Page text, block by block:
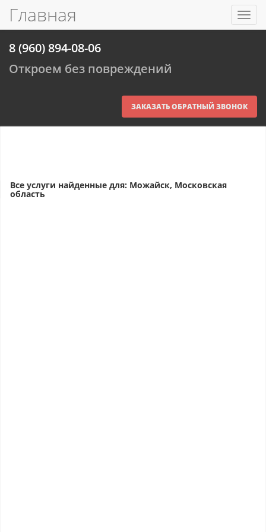
Главная
8 (960) 894-08-06
Откроем без повреждений
ЗАКАЗАТЬ ОБРАТНЫЙ ЗВОНОК
Все услуги найденные для: Можайск, Московская
область